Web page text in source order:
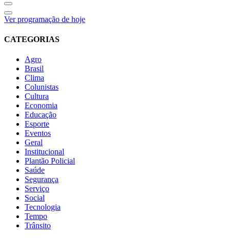
Ver programação de hoje
CATEGORIAS
Agro
Brasil
Clima
Colunistas
Cultura
Economia
Educação
Esporte
Eventos
Geral
Institucional
Plantão Policial
Saúde
Segurança
Serviço
Social
Tecnologia
Tempo
Trânsito